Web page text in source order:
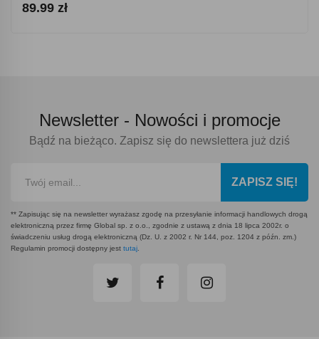
89.99 zł
Newsletter - Nowości i promocje
Bądź na bieżąco. Zapisz się do newslettera już dziś
ZAPISZ SIĘ!
** Zapisując się na newsletter wyrażasz zgodę na przesyłanie informacji handlowych drogą
elektroniczną przez firmę Global sp. z o.o., zgodnie z ustawą z dnia 18 lipca 2002r. o
świadczeniu usług drogą elektroniczną (Dz. U. z 2002 r. Nr 144, poz. 1204 z późn. zm.)
Regulamin promocji dostępny jest tutaj.